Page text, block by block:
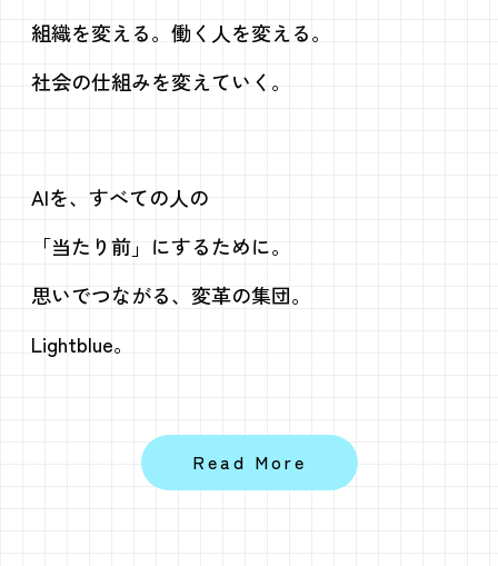
組織を変える。働く人を変える。
社会の仕組みを変えていく。
AIを、すべての人の
「当たり前」にするために。
思いでつながる、変革の集団。
Lightblue。
Read More